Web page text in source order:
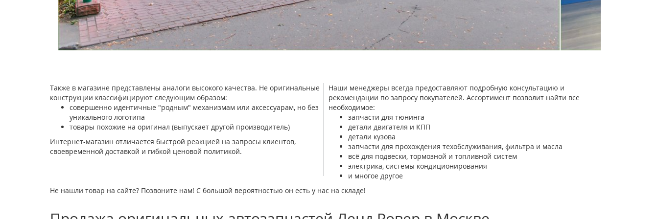
Также в магазине представлены аналоги высокого качества. Не оригинальные
конструкции классифицируют следующим образом:
совершенно идентичные "родным" механизмам или аксессуарам, но без
уникального логотипа
товары похожие на оригинал (выпускает другой производитель)
Интернет-магазин отличается быстрой реакцией на запросы клиентов,
своевременной доставкой и гибкой ценовой политикой.
Наши менеджеры всегда предоставляют подробную консультацию и
рекомендации по запросу покупателей. Ассортимент позволит найти все
необходимое:
запчасти для тюнинга
детали двигателя и КПП
детали кузова
запчасти для прохождения техобслуживания, фильтра и масла
всё для подвески, тормозной и топливной систем
электрика, системы кондиционирования
и многое другое
Не нашли товар на сайте? Позвоните нам! С большой вероятностью он есть у нас на складе!